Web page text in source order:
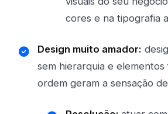
cores e na tipografia
Design muito amador:
sem hierarquia e elementos
ordem geram a sensação